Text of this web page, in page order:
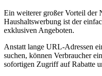
Ein weiterer großer Vorteil der
Haushaltswerbung ist der
exklusiven Angeboten.
Anstatt lange URL-Adressen
suchen, können Verbraucher
sofortigen Zugriff auf Rabatte